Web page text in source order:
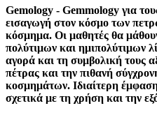
Gemology - Gemmology για
εισαγωγή στον κόσμο των
κόσμημα. Οι μαθητές θα
πολύτιμων και ημιπολύτιμων
αγορά και τη συμβολική τους
πέτρας και την πιθανή
κοσμημάτων. Ιδιαίτερη
σχετικά με τη χρήση και την